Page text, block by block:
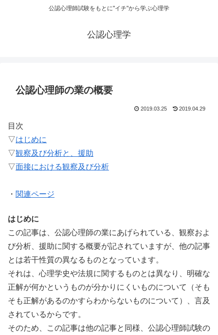
公認心理師試験をもとに"イチ"から学ぶ心理学
公認心理学
公認心理師の業の概要
2019.03.25 2019.04.29
目次
▽はじめに
▽観察及び分析と、援助
▽面接における観察及び分析
・ 関連ページ
はじめに
この記事は、公認心理師の業にあげられている、観察およ
び分析、援助に関する概要が記されていますが、他の記事
とは若干性質の異なるものとなっています。
それは、心理学史や法規に関するものとは異なり、明確な
正解が何かというものが分かりにくいものについて（そも
そも正解があるのかすらわからないものについて）、言及
されているからです。
そのため、この記事は他の記事と同様、公認心理師試験の